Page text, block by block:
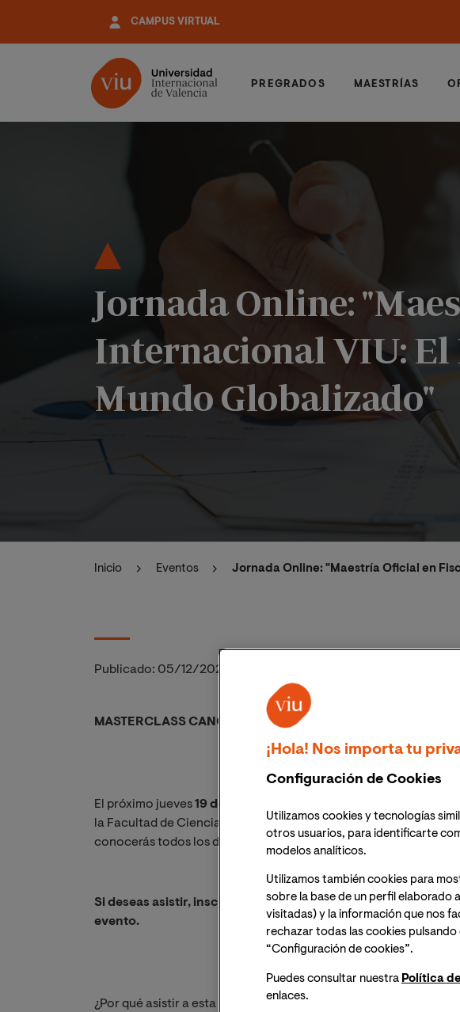
contenido
CAMPUS VIRTUAL
PREGRADOS MAESTRÍAS
Jornada Online:
Internacional VIU: El
Mundo Globalizado"
Inicio Eventos Jornada Online: "Maestría Oficial en
Publicado: 05/12/2024
MASTERCLASS CANCELADA, MÁS INFORMACIÓN
El próximo jueves19 de diciembre
la Facultad de Ciencias Sociales y Jurídicas Te invita a una
conocerás todos los detalles de la Maestría Oficial en
Si deseas asistir, inscríbete y recibirás un enlace para
evento.
¿Por qué asistir a esta masterclass?
¡Hola! Nos importa tu
Configuración de Cookies
Utilizamos cookies y tecnologías
otros usuarios, para identificarte
modelos analíticos.
Utilizamos también cookies para
sobre la base de un perfil elaborado
visitadas) y la información que nos
rechazar todas las cookies
“Configuración de cookies”.
Puedes consultar nuestra Política
enlaces.